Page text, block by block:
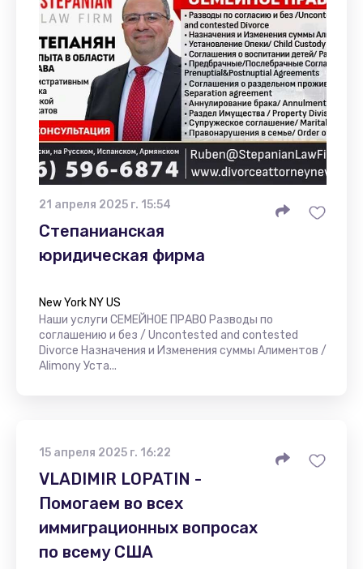
21 апреля 2025 г. 15:54
Степанианская
юридическая фирма
New York NY US
Наши услуги СЕМЕЙНОЕ ПРАВО Разводы по
соглашению и без / Uncontested and contested
Divorce Назначения и Изменения суммы Алиментов /
Alimony Уста...
15 апреля 2025 г. 16:22
VLADIMIR LOPATIN -
Помогаем во всех
иммиграционных вопросах
по всему США